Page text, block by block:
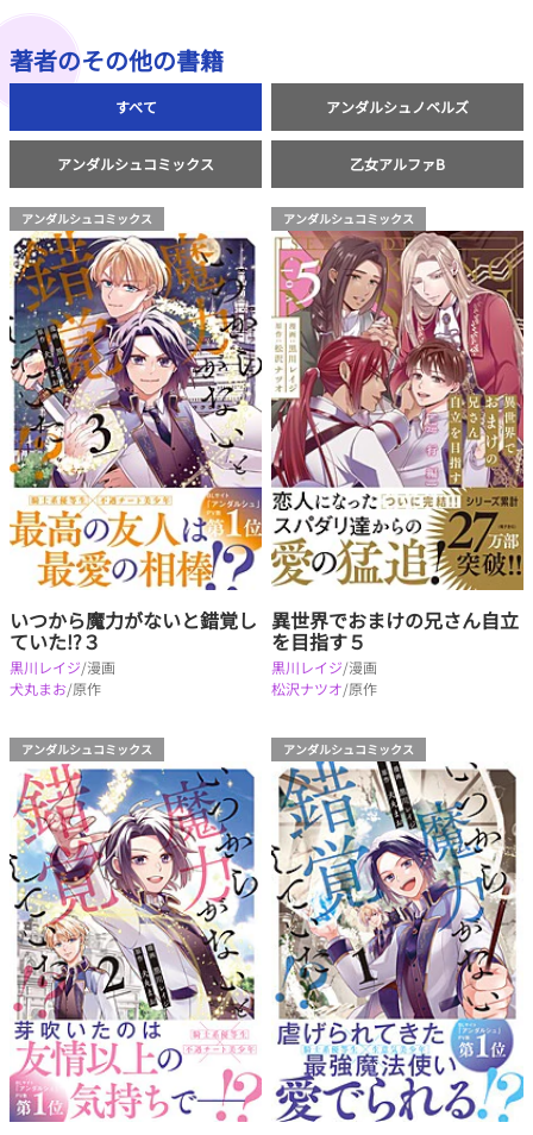
著者のその他の書籍
すべて アンダルシュノベルズ
アンダルシュコミックス 乙女アルファB
アンダルシュコミックス
いつから魔力がないと錯覚し
ていた!?３
黒川レイジ/漫画
犬丸まお/原作
アンダルシュコミックス
異世界でおまけの兄さん自立
を目指す５
黒川レイジ/漫画
松沢ナツオ/原作
アンダルシュコミックス アンダルシュコミックス